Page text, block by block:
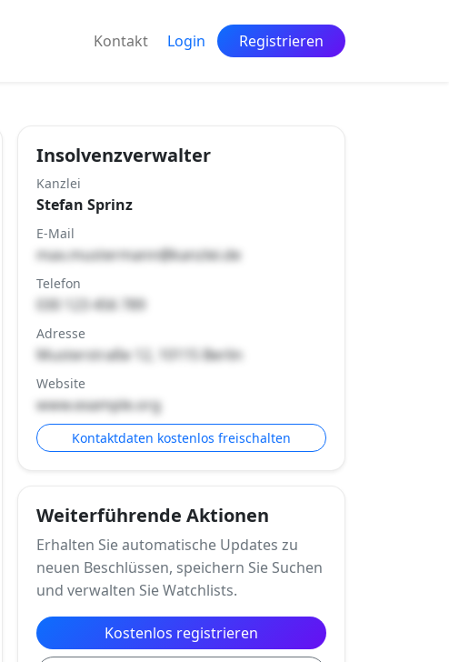
Kontakt Login Registrieren
Insolvenzverwalter
Kanzlei
Stefan Sprinz
E-Mail
max.mustermann@kanzlei.de
Telefon
030 123 456 789
Adresse
Musterstraße 12, 10115 Berlin
Website
www.example.org
Kontaktdaten kostenlos freischalten
Weiterführende Aktionen
Erhalten Sie automatische Updates zu
neuen Beschlüssen, speichern Sie Suchen
und verwalten Sie Watchlists.
Kostenlos registrieren